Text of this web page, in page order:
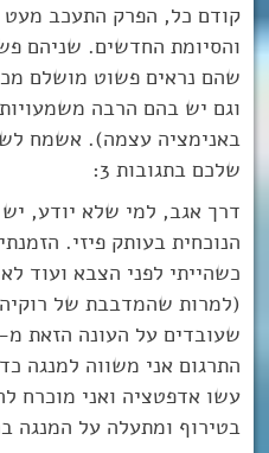
קודם כל, הפרק התעכב מעט
והסיומת החדשים. שניהם
שהם נראים פשוט מושלם
וגם יש בהם הרבה
באנימציה עצמה). אשמח
שלכם בתגובות 3:
דרך אגב, למי שלא יודע,
הנוכחית בעותק פיזי.
כשהייתי לפני הצבא ועוד
(למרות שהמדבבת של רוקיה
התרגום אני משווה למנגה
עשו אדפטציה ואני מוכרח
בטירוף ומתעלה על המנגה